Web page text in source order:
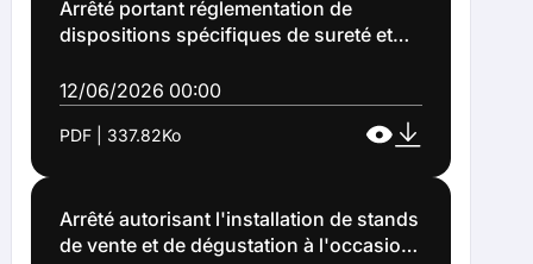
Arrêté portant réglementation de
dispositions spécifiques de sureté et
fêtes de Lens du 19 au 21 juin 2026 à
Lens (Arrêté n°2026-1124)
12/06/2026 00:00
PDF | 337.82Ko
Arrêté autorisant l'installation de stands
de vente et de dégustation à l'occasion